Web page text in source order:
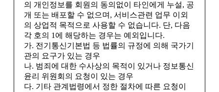
의 개인정보를 회원의 동의없이 타인에게 누설, 공
개 또는 배포할 수 없으며, 서비스관련 업무 이외
의 상업적 목적으로 사용할 수 없습니다. 단, 다음
각 호의 1에 해당하는 경우는 예외입니다.
가. 전기통신기본법 등 법률의 규정에 의해 국가기
관의 요구가 있는 경우
나. 범죄에 대한 수사상의 목적이 있거나 정보통신
윤리 위원회의 요청이 있는 경우
다. 기타 관계법령에서 정한 절차에 따른 요청이